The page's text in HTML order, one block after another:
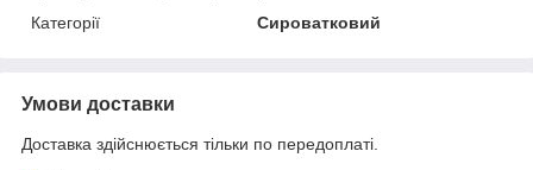
Категорії
Сироватковий
Умови доставки
Доставка здійснюється тільки по передоплаті.